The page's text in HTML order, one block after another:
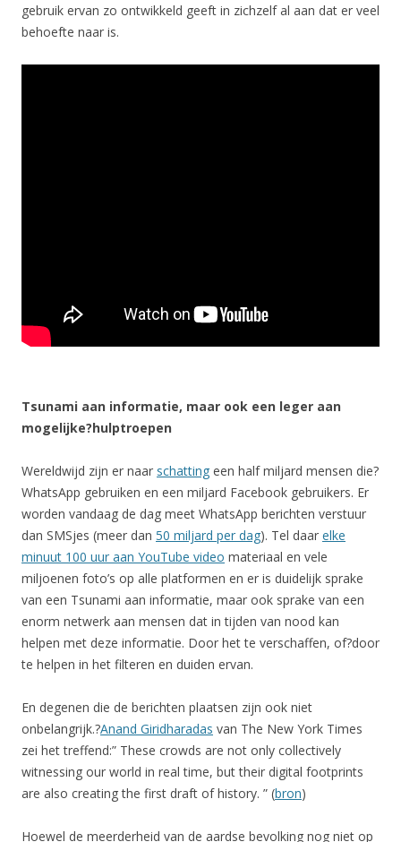
gebruik ervan zo ontwikkeld geeft in zichzelf al aan dat er veel
behoefte naar is.
Tsunami aan informatie, maar ook een leger aan
mogelijke?hulptroepen
Wereldwijd zijn er naar schatting een half miljard mensen die?
WhatsApp gebruiken en een miljard Facebook gebruikers. Er
worden vandaag de dag meet WhatsApp berichten verstuur
dan SMSjes (meer dan 50 miljard per dag). Tel daar elke
minuut 100 uur aan YouTube video materiaal en vele
miljoenen foto’s op alle platformen en er is duidelijk sprake
van een Tsunami aan informatie, maar ook sprake van een
enorm netwerk aan mensen dat in tijden van nood kan
helpen met deze informatie. Door het te verschaffen, of?door
te helpen in het filteren en duiden ervan.
En degenen die de berichten plaatsen zijn ook niet
onbelangrijk.?Anand Giridharadas van The New York Times
zei het treffend:” These crowds are not only collectively
witnessing our world in real time, but their digital footprints
are also creating the first draft of history. ” (bron)
Hoewel de meerderheid van de aardse bevolking nog niet op